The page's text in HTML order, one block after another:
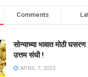
Comments
सोन्याच्या भावात मोठी
उत्तम संधी !
APRIL 7, 2023